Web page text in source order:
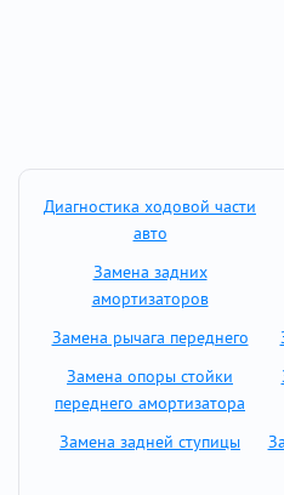
Диагностика ходовой части
авто
Замена задних
амортизаторов
Замена рычага переднего
Замена опоры стойки
переднего амортизатора
Замена задней ступицы